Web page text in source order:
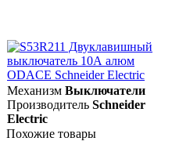
Механизм Выключатели
Производитель Schneider
Electric
Похожие товары